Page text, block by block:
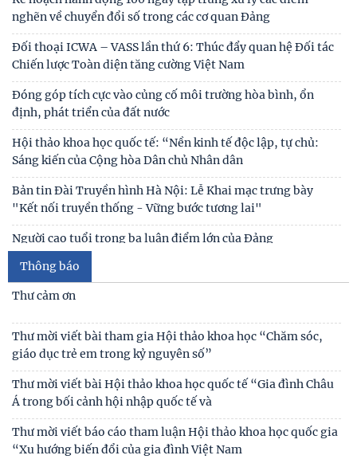
Sáng kiến của Cộng hòa Dân chủ Nhân dân
Bản tin Đài Truyền hình Hà Nội: Lễ Khai mạc trưng bày
"Kết nối truyền thống - Vững bước tương lai"
Người cao tuổi trong ba luận điểm lớn của Đảng
Thái độ của học sinh trung học phổ thông ở Hà Nội với vấn
đề bắt nạt trực tuyến
Viện Hàn lâm Khoa học xã hội Việt Nam và Học viện Chính
trị và Hành chính quốc gia Lào ký Thỏa
Chủ tịch Viện Hàn lâm Khoa học xã hội Việt Nam thăm và
làm việc tại Viện Khoa học Kinh tế và Xã hội
Thông báo
Thư cảm ơn
Thư mời viết bài tham gia Hội thảo khoa học “Chăm sóc,
giáo dục trẻ em trong kỷ nguyên số”
Thư mời viết bài Hội thảo khoa học quốc tế “Gia đình Châu
Á trong bối cảnh hội nhập quốc tế và
Thư mời viết báo cáo tham luận Hội thảo khoa học quốc gia
Công bố công khai dự toán ngân sách nhà nước năm 2026
của Viện Nghiên cứu Con người, Gia đình và
Công khai thông tin nhiệm vụ cấp Cơ sở 2025
Thư mời viết bài hội thảo khoa học thường niên về nghiên
cứu con người “NÂNG CAO CHẤT LƯỢNG CUỘC